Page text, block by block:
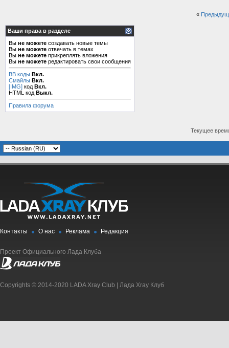
«
Ваши права в разделе
Вы не можете создавать новые темы
Вы не можете отвечать в темах
Вы не можете прикреплять вложения
Вы не можете редактировать свои сообщения
BB коды Вкл.
Смайлы Вкл.
[IMG] код Вкл.
HTML код Выкл.
Правила форума
Текущее
Контакты О нас Реклама Редакция
Проект Официального Лада Клуба
Copyrights © 2014-2020 LADA Xray Club | Лада Xray Клуб